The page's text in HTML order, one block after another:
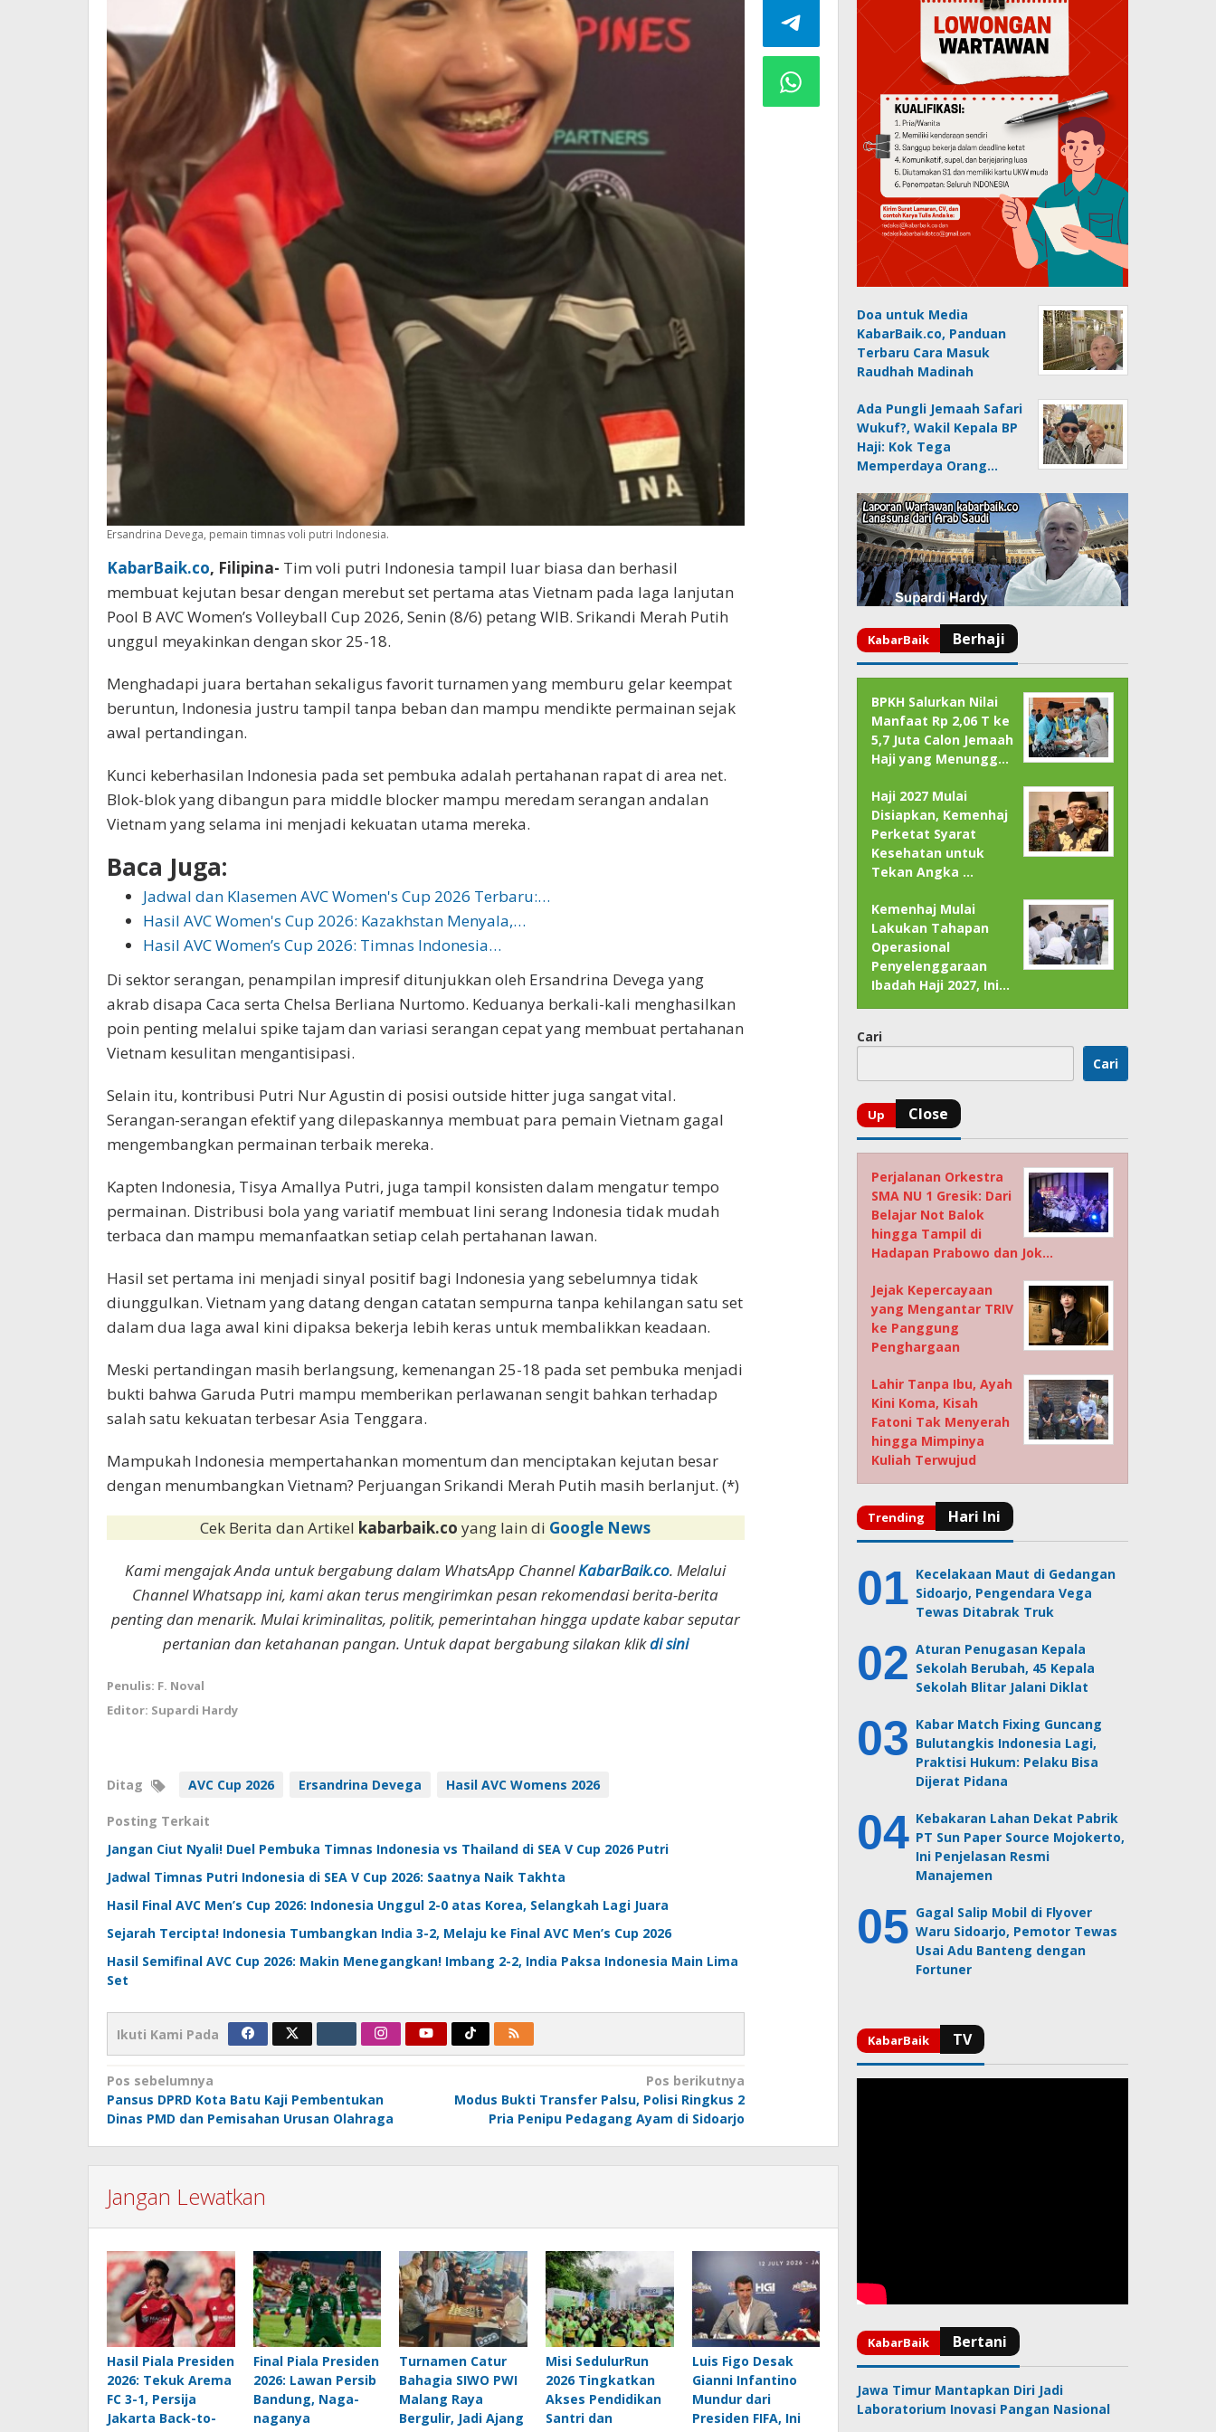
Ersandrina Devega, pemain timnas voli putri Indonesia.
KabarBaik.co, Filipina- Tim voli putri Indonesia tampil luar biasa dan berhasil
membuat kejutan besar dengan merebut set pertama atas Vietnam pada laga lanjutan
Pool B AVC Women’s Volleyball Cup 2026, Senin (8/6) petang WIB. Srikandi Merah Putih
unggul meyakinkan dengan skor 25-18.
Menghadapi juara bertahan sekaligus favorit turnamen yang memburu gelar keempat
beruntun, Indonesia justru tampil tanpa beban dan mampu mendikte permainan sejak
awal pertandingan.
Kunci keberhasilan Indonesia pada set pembuka adalah pertahanan rapat di area net.
Blok-blok yang dibangun para middle blocker mampu meredam serangan andalan
Vietnam yang selama ini menjadi kekuatan utama mereka.
Baca Juga:
Jadwal dan Klasemen AVC Women's Cup 2026 Terbaru:…
Hasil AVC Women's Cup 2026: Kazakhstan Menyala,…
Hasil AVC Women’s Cup 2026: Timnas Indonesia…
Di sektor serangan, penampilan impresif ditunjukkan oleh Ersandrina Devega yang
akrab disapa Caca serta Chelsa Berliana Nurtomo. Keduanya berkali-kali menghasilkan
poin penting melalui spike tajam dan variasi serangan cepat yang membuat pertahanan
Vietnam kesulitan mengantisipasi.
Selain itu, kontribusi Putri Nur Agustin di posisi outside hitter juga sangat vital.
Serangan-serangan efektif yang dilepaskannya membuat para pemain Vietnam gagal
mengembangkan permainan terbaik mereka.
Kapten Indonesia, Tisya Amallya Putri, juga tampil konsisten dalam mengatur tempo
permainan. Distribusi bola yang variatif membuat lini serang Indonesia tidak mudah
terbaca dan mampu memanfaatkan setiap celah pertahanan lawan.
Hasil set pertama ini menjadi sinyal positif bagi Indonesia yang sebelumnya tidak
diunggulkan. Vietnam yang datang dengan catatan sempurna tanpa kehilangan satu set
dalam dua laga awal kini dipaksa bekerja lebih keras untuk membalikkan keadaan.
Meski pertandingan masih berlangsung, kemenangan 25-18 pada set pembuka menjadi
bukti bahwa Garuda Putri mampu memberikan perlawanan sengit bahkan terhadap
salah satu kekuatan terbesar Asia Tenggara.
Mampukah Indonesia mempertahankan momentum dan menciptakan kejutan besar
dengan menumbangkan Vietnam? Perjuangan Srikandi Merah Putih masih berlanjut. (*)
Cek Berita dan Artikel kabarbaik.coyang lain di Google News
Kami mengajak Anda untuk bergabung dalam WhatsApp ChannelKabarBaik.co. Melalui
Channel Whatsapp ini, kami akan terus mengirimkan pesan rekomendasi berita-berita
penting dan menarik. Mulai kriminalitas, politik, pemerintahan hingga update kabar seputar
pertanian dan ketahanan pangan. Untuk dapat bergabung silakan klikdi sini
Penulis: F. Noval
Editor: Supardi Hardy
Ditag AVC Cup 2026 Ersandrina Devega Hasil AVC Womens 2026
Posting Terkait
Jangan Ciut Nyali! Duel Pembuka Timnas Indonesia vs Thailand di SEA V Cup 2026 Putri
Jadwal Timnas Putri Indonesia di SEA V Cup 2026: Saatnya Naik Takhta
Hasil Final AVC Men’s Cup 2026: Indonesia Unggul 2-0 atas Korea, Selangkah Lagi Juara
Sejarah Tercipta! Indonesia Tumbangkan India 3-2, Melaju ke Final AVC Men’s Cup 2026
Hasil Semifinal AVC Cup 2026: Makin Menegangkan! Imbang 2-2, India Paksa Indonesia Main Lima
Set
Ikuti Kami Pada
Navigasi
pos
Pos sebelumnya
Pansus DPRD Kota Batu Kaji Pembentukan
Dinas PMD dan Pemisahan Urusan Olahraga
Pos berikutnya
Modus Bukti Transfer Palsu, Polisi Ringkus 2
Pria Penipu Pedagang Ayam di Sidoarjo
Jangan Lewatkan
Hasil Piala Presiden
2026: Tekuk Arema
FC 3-1, Persija
Jakarta Back-to-
Final Piala Presiden
2026: Lawan Persib
Bandung, Naga-
naganya
Turnamen Catur
Bahagia SIWO PWI
Malang Raya
Bergulir, Jadi Ajang
Misi SedulurRun
2026 Tingkatkan
Akses Pendidikan
Santri dan
Luis Figo Desak
Gianni Infantino
Mundur dari
Presiden FIFA, Ini
Doa untuk Media
KabarBaik.co, Panduan
Terbaru Cara Masuk
Raudhah Madinah
Ada Pungli Jemaah Safari
Wukuf?, Wakil Kepala BP
Haji: Kok Tega
Memperdaya Orang…
BPKH Salurkan Nilai
Manfaat Rp 2,06 T ke
5,7 Juta Calon Jemaah
Haji yang Menungg…
Haji 2027 Mulai
Disiapkan, Kemenhaj
Perketat Syarat
Kesehatan untuk
Tekan Angka …
Kemenhaj Mulai
Lakukan Tahapan
Operasional
Penyelenggaraan
Ibadah Haji 2027, Ini…
Cari
Cari
Perjalanan Orkestra
SMA NU 1 Gresik: Dari
Belajar Not Balok
hingga Tampil di
Hadapan Prabowo dan Jok…
Jejak Kepercayaan
yang Mengantar TRIV
ke Panggung
Penghargaan
Lahir Tanpa Ibu, Ayah
Kini Koma, Kisah
Fatoni Tak Menyerah
hingga Mimpinya
Kuliah Terwujud
Kecelakaan Maut di Gedangan
Sidoarjo, Pengendara Vega
Tewas Ditabrak Truk
Aturan Penugasan Kepala
Sekolah Berubah, 45 Kepala
Sekolah Blitar Jalani Diklat
Kabar Match Fixing Guncang
Bulutangkis Indonesia Lagi,
Praktisi Hukum: Pelaku Bisa
Dijerat Pidana
Kebakaran Lahan Dekat Pabrik
PT Sun Paper Source Mojokerto,
Ini Penjelasan Resmi
Manajemen
Gagal Salip Mobil di Flyover
Waru Sidoarjo, Pemotor Tewas
Usai Adu Banteng dengan
Fortuner
Jawa Timur Mantapkan Diri Jadi
Laboratorium Inovasi Pangan Nasional